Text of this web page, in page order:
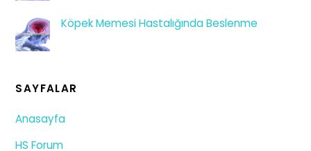
Köpek Memesi Hastalığında Beslenme
SAYFALAR
Anasayfa
HS Forum